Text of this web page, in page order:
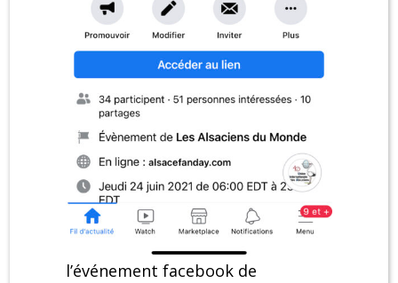
l’événement facebook de